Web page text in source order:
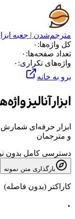
مترجم‌شدن | جعبه
کل واژه‌ها: ۰
تعداد صفحه‌ها: ۰
واژه‌های تکراری: ۰
برو به خانه
ابزار آنالیز
ابزار حرفه‌ای شمارش
و مترجمان
دسترسی کامل بدون
بارگذاری متن نمونه
کاراکتر (بدون فاصله)
۰